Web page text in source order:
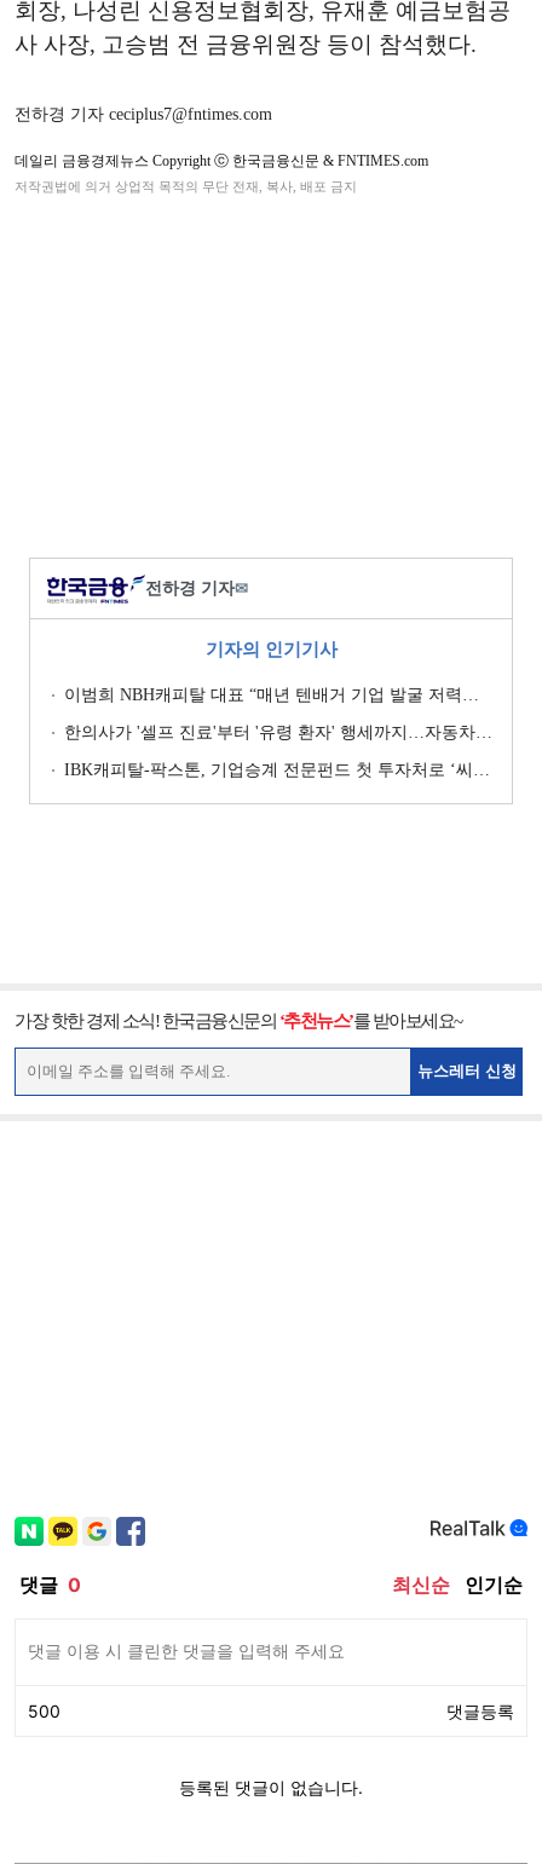
회장, 나성린 신용정보협회장, 유재훈 예금보험공
사 사장, 고승범 전 금융위원장 등이 참석했다.
전하경 기자 ceciplus7@fntimes.com
데일리 금융경제뉴스 Copyright ⓒ 한국금융신문 & FNTIMES.com
저작권법에 의거 상업적 목적의 무단 전재, 복사, 배포 금지
전하경 기자✉
기자의 인기기사
이범희 NBH캐피탈 대표 “매년 텐배거 기업 발굴 저력…올해 ROE 20% 목표”
한의사가 '셀프 진료'부터 '유령 환자' 행세까지…자동차보험 악용 심각 [경상환자 8주룰 도입 초읽기]
IBK캐피탈-팍스톤, 기업승계 전문펀드 첫 투자처로 ‘씨엠디기술단’ 낙점 [캐피탈사 돋보기]
가장 핫한 경제 소식! 한국금융신문의 ‘추천뉴스’를 받아보세요~
뉴스레터 신청